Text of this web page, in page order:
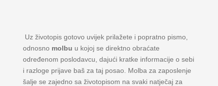
Uz životopis gotovo uvijek prilažete i popratno pismo,
odnosno molbu u kojoj se direktno obraćate
određenom poslodavcu, dajući kratke informacije o sebi
i razloge prijave baš za taj posao. Molba za zaposlenje
šalje se zajedno sa životopisom na svaki natječaj za